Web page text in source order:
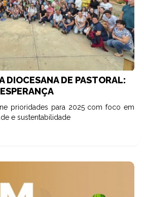
DIOCESANA DE PASTORAL:
prioridades para 2025 com foco em
e sustentabilidade